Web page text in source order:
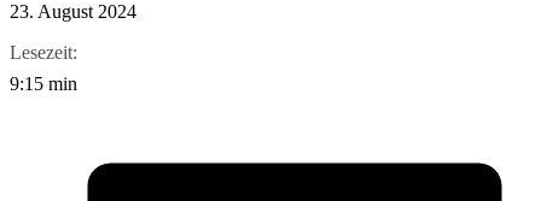
23. August 2024
Lesezeit:
9:15 min